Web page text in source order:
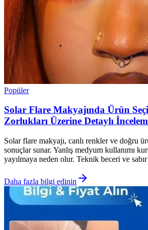
Popüler
Solar Flare Makyajında Ürün
Zorlukları Üzerine Detaylı
Solar flare makyajı, canlı renkler ve doğru
sonuçlar sunar. Yanlış medyum kullanımı
yayılmaya neden olur. Teknik beceri ve sabır
Daha fazla bilgi edinin